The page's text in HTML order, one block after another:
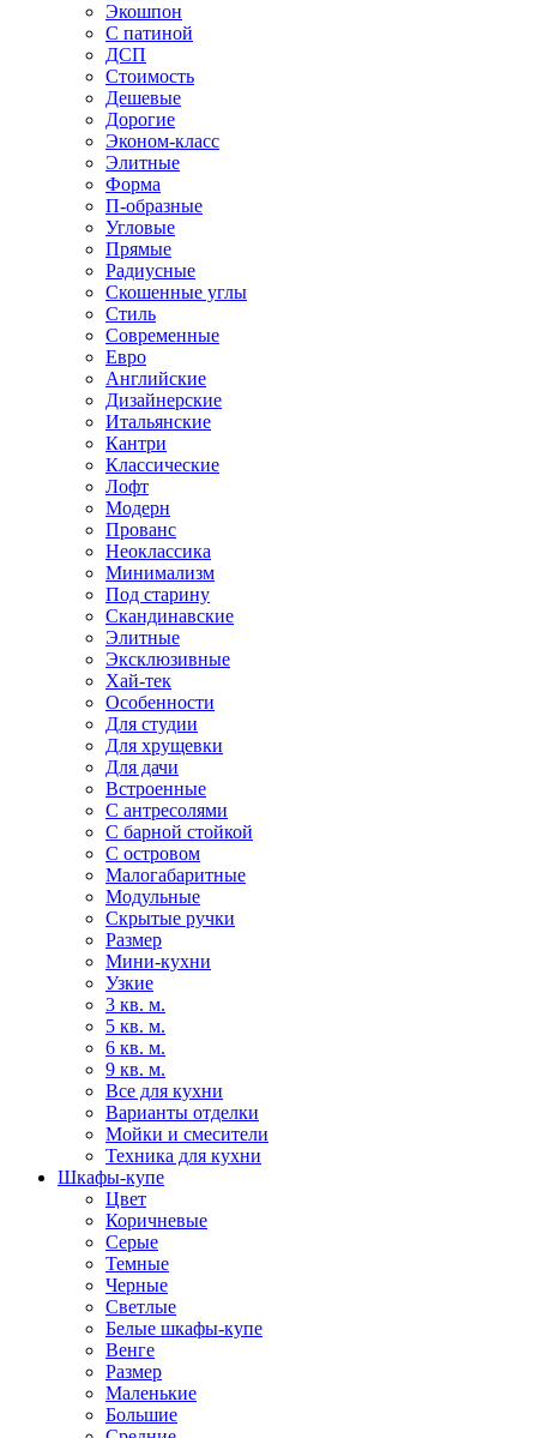
Экошпон
С патиной
ДСП
Стоимость
Дешевые
Дорогие
Эконом-класс
Элитные
Форма
П-образные
Угловые
Прямые
Радиусные
Скошенные углы
Стиль
Современные
Евро
Английские
Дизайнерские
Итальянские
Кантри
Классические
Лофт
Модерн
Прованс
Неоклассика
Минимализм
Под старину
Скандинавские
Элитные
Эксклюзивные
Хай-тек
Особенности
Для студии
Для хрущевки
Для дачи
Встроенные
С антресолями
С барной стойкой
С островом
Малогабаритные
Модульные
Скрытые ручки
Размер
Мини-кухни
Узкие
3 кв. м.
5 кв. м.
6 кв. м.
9 кв. м.
Все для кухни
Варианты отделки
Мойки и смесители
Техника для кухни
Шкафы-купе
Цвет
Коричневые
Серые
Темные
Черные
Светлые
Белые шкафы-купе
Венге
Размер
Маленькие
Большие